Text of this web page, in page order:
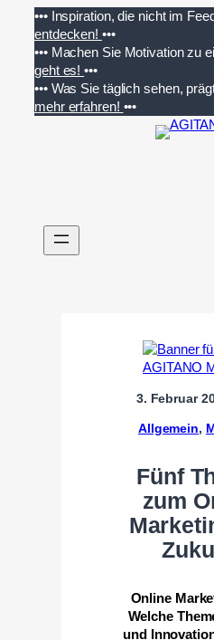
Inhalt
springen
••• Inspiration, die nicht im
entdecken! •••
••• Machen Sie Motivation zu
geht es!•••
••• Was Sie täglich sehen,
mehr erfahren! •••
3. Februar
Allgemein,
Fünf
zum
Online
Welche
und